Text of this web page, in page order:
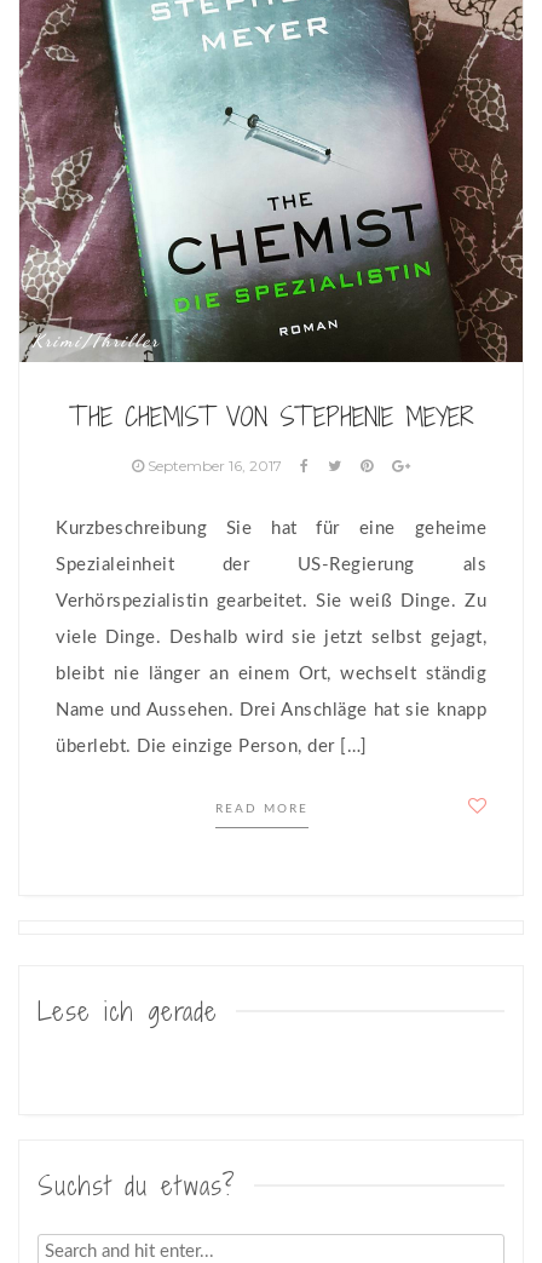
Krimi/Thriller
THE CHEMIST VON STEPHENIE MEYER
September 16, 2017
Kurzbeschreibung Sie hat für eine geheime
Spezialeinheit der US-Regierung als
Verhörspezialistin gearbeitet. Sie weiß Dinge. Zu
viele Dinge. Deshalb wird sie jetzt selbst gejagt,
bleibt nie länger an einem Ort, wechselt ständig
Name und Aussehen. Drei Anschläge hat sie knapp
überlebt. Die einzige Person, der […]
READ MORE
navigation
Lese ich gerade
Suchst du etwas?